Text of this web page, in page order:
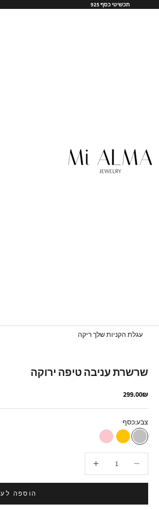
תכשיטי כסף 925
Mi-Alma-il
עגלת הקניות שלך ריקה
שרשרת עניבה טיפה ירוקה
מחיר מבצע
299.00₪
צבע:כסף
כסף זהב
רוז גולד
הוספה